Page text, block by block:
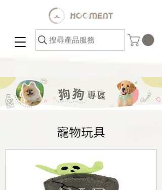
搜尋產品服務
寵物玩具